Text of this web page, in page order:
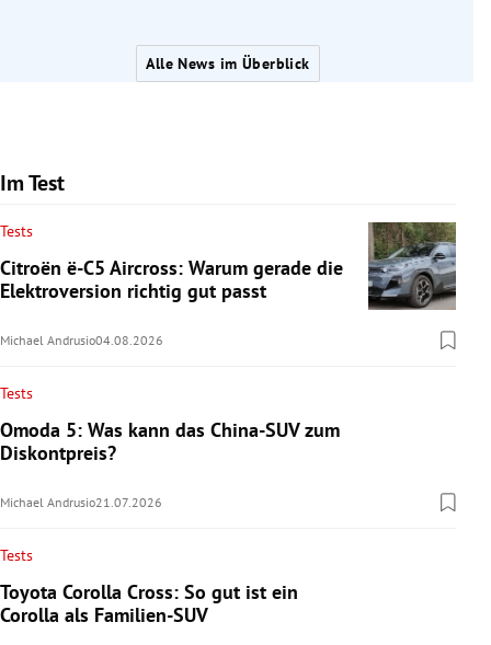
Alle News im Überblick
Im Test
Tests
Citroën ë-C5 Aircross: Warum gerade die
Elektroversion richtig gut passt
Michael Andrusio04.08.2026
Tests
Omoda 5: Was kann das China-SUV zum
Diskontpreis?
Michael Andrusio21.07.2026
Tests
Toyota Corolla Cross: So gut ist ein
Corolla als Familien-SUV